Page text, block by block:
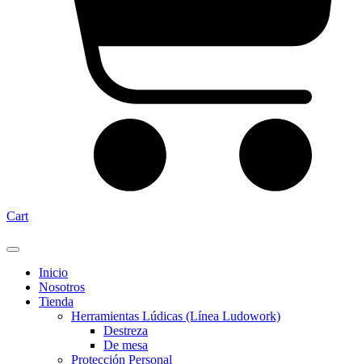
Cart
Inicio
Nosotros
Tienda
Herramientas Lúdicas (Línea Ludowork)
Destreza
De mesa
Protección Personal